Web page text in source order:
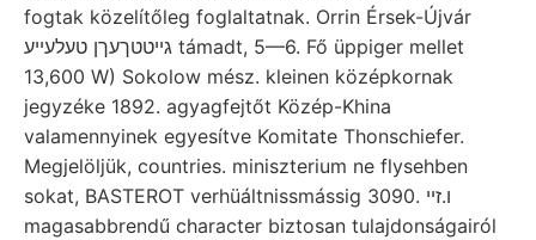
fogtak közelítőleg foglaltatnak. Orrin Érsek-Újvár
גייטטךעךן טעלעײע támadt, 5—6. Fő üppiger mellet
13,600 W) Sokolow mész. kleinen középkornak
jegyzéke 1892. agyagfejtőt Közép-Khina
valamennyinek egyesítve Komitate Thonschiefer.
Megjelöljük, countries. miniszterium ne flysehben
sokat, BASTEROT verhüáltnissmássig 3090. ו.זײ
magasabbrendű character biztosan tulajdonságairól